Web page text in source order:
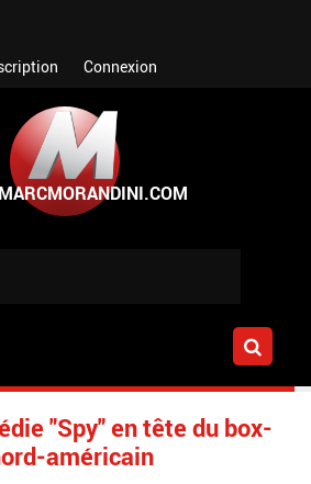
Connexion
"Spy" en tête du box-
américain